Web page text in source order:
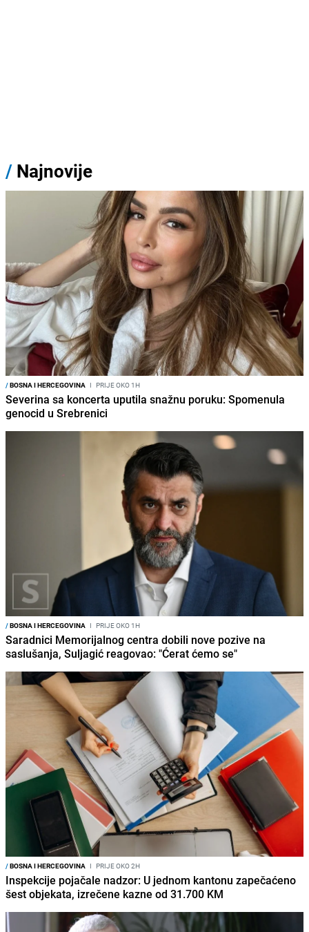
/ Najnovije
/BOSNA I HERCEGOVINA I PRIJE OKO 1H
Severina sa koncerta uputila snažnu poruku: Spomenula
genocid u Srebrenici
/BOSNA I HERCEGOVINA I PRIJE OKO 1H
Saradnici Memorijalnog centra dobili nove pozive na
saslušanja, Suljagić reagovao: "Ćerat ćemo se"
/BOSNA I HERCEGOVINA I PRIJE OKO 2H
Inspekcije pojačale nadzor: U jednom kantonu zapečaćeno
šest objekata, izrečene kazne od 31.700 KM